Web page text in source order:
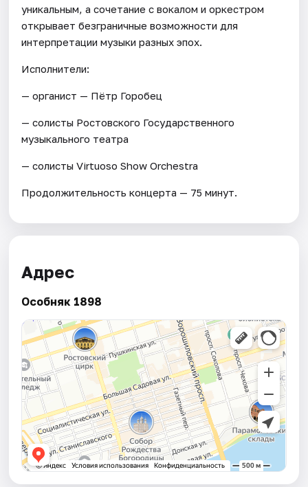
уникальным, а сочетание с вокалом и оркестром
открывает безграничные возможности для
интерпретации музыки разных эпох.
Исполнители:
— органист — Пётр Горобец
— солисты Ростовского Государственного
музыкального театра
— солисты Virtuoso Show Orchestra
Продолжительность концерта — 75 минут.
Адрес
Особняк 1898